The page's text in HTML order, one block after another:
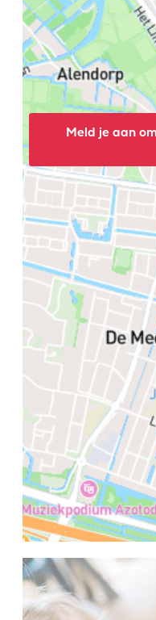
Meld je aan